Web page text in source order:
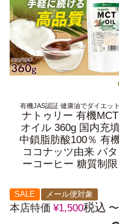
有機JAS認証 健康油でダイエット
ナトゥリー 有機MCT
オイル 360g 国内充
中鎖脂肪酸100％ 有
ココナッツ由来 バタ
ーコーヒー 糖質制限
SALE メール便対象
本店特価 ¥1,500税込 〜